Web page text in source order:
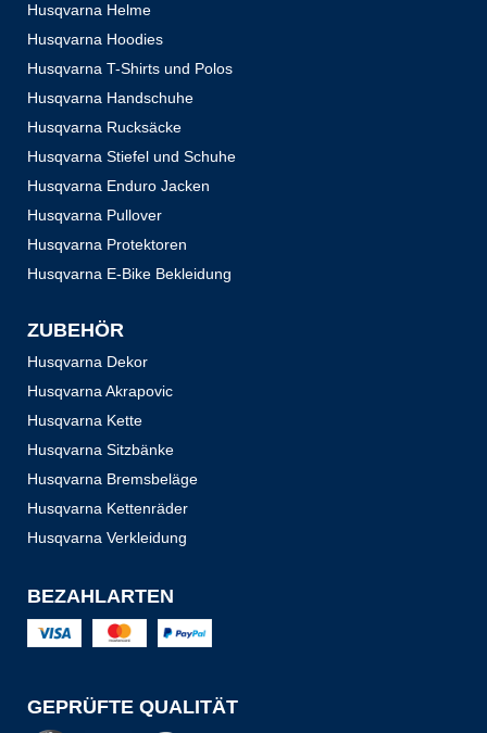
Husqvarna Helme
Husqvarna Hoodies
Husqvarna T-Shirts und Polos
Husqvarna Handschuhe
Husqvarna Rucksäcke
Husqvarna Stiefel und Schuhe
Husqvarna Enduro Jacken
Husqvarna Pullover
Husqvarna Protektoren
Husqvarna E-Bike Bekleidung
ZUBEHÖR
Husqvarna Dekor
Husqvarna Akrapovic
Husqvarna Kette
Husqvarna Sitzbänke
Husqvarna Bremsbeläge
Husqvarna Kettenräder
Husqvarna Verkleidung
BEZAHLARTEN
GEPRÜFTE QUALITÄT